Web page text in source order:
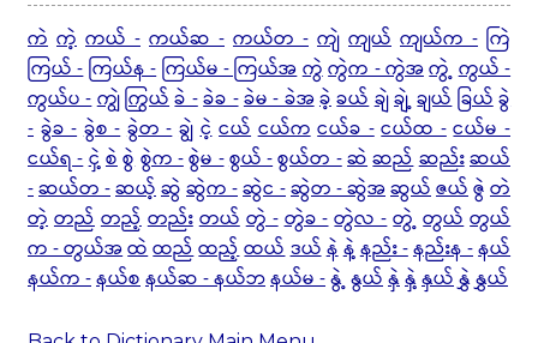
ကဲ ကဲ့ ကယ် - ကယ်ဆ - ကယ်တ - ကျဲ ကျယ် ကျယ်က - ကြဲ
ကြယ် -ကြယ်န -ကြယ်မ - ကြယ်အကွဲကွဲက - ကွဲအကွဲ့ ကွယ် -
ကွယ်ပ -ကျွဲကြွယ်ခဲ -ခဲခ -ခဲမ - ခဲအခဲ့ခယ်ချဲချဲ့ ချယ်ခြယ်ခွဲ
- ခွဲခ - ခွဲစ - ခွဲတ - ချွဲ ငဲ့ ငယ် ငယ်က ငယ်ခ - ငယ်ထ - ငယ်မ -
ငယ်ရ -ငှဲ့စဲစွဲစွဲက -စွဲမ -စွယ် -စွယ်တ -ဆဲဆည်ဆည်းဆယ်
-ဆယ်တ -ဆယ့်ဆွဲ ဆွဲက -ဆွဲင -ဆွဲတ - ဆွဲအဆွယ်ဇယ်ဇွဲ တဲ
တဲ့ တည်တည့်တည်းတယ်တွဲ -တွဲခ -တွဲလ -တွဲ့ တွယ်တွယ်
က - တွယ်အထဲထည်ထည့်ထယ်ဒယ်နဲနဲ့နည်း -နည်းန -နယ်
နယ်က -နယ်စနယ်ဆ - နယ်ဘနယ်မ -နွဲ့ နွယ်နှဲနှဲ့နှယ်နွှဲနွှယ်